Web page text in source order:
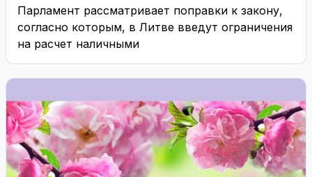
Парламент рассматривает поправки к закону,
согласно которым, в Литве введут ограничения
на расчет наличными